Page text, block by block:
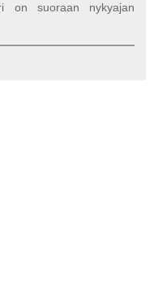
on suoraan nykyajan